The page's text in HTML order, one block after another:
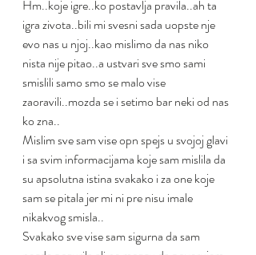
Hm..koje igre..ko postavlja pravila..ah ta
igra zivota..bili mi svesni sada uopste nje
evo nas u njoj..kao mislimo da nas niko
nista nije pitao..a ustvari sve smo sami
smislili samo smo se malo vise
zaoravili..mozda se i setimo bar neki od nas
ko zna..
Mislim sve sam vise opn spejs u svojoj glavi
i sa svim informacijama koje sam mislila da
su apsolutna istina svakako i za one koje
sam se pitala jer mi ni pre nisu imale
nikakvog smisla..
Svakako sve vise sam sigurna da sam